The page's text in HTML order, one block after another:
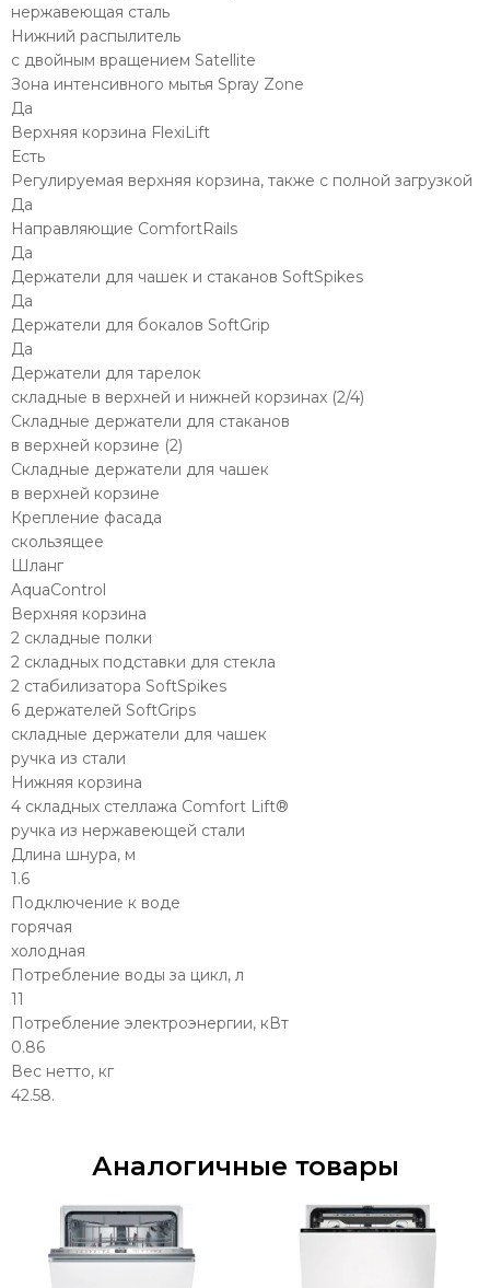
нержавеющая сталь
Нижний распылитель
с двойным вращением Satellite
Зона интенсивного мытья Spray Zone
Да
Верхняя корзина FlexiLift
Есть
Регулируемая верхняя корзина, также с полной загрузкой
Да
Направляющие ComfortRails
Да
Держатели для чашек и стаканов SoftSpikes
Да
Держатели для бокалов SoftGrip
Да
Держатели для тарелок
складные в верхней и нижней корзинах (2/4)
Складные держатели для стаканов
в верхней корзине (2)
Складные держатели для чашек
в верхней корзине
Крепление фасада
скользящее
Шланг
AquaControl
Верхняя корзина
2 складные полки
2 складных подставки для стекла
2 стабилизатора SoftSpikes
6 держателей SoftGrips
складные держатели для чашек
ручка из стали
Нижняя корзина
4 складных стеллажа Comfort Lift®
ручка из нержавеющей стали
Длина шнура, м
1.6
Подключение к воде
горячая
холодная
Потребление воды за цикл, л
11
Потребление электроэнергии, кВт
0.86
Вес нетто, кг
42.58.
Аналогичные товары